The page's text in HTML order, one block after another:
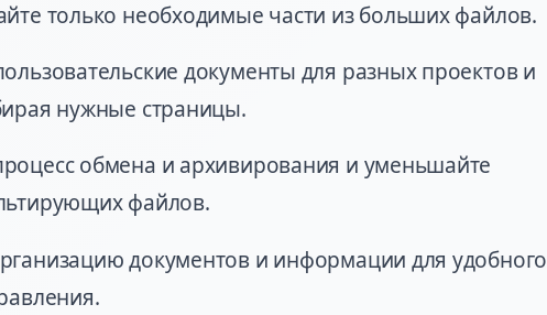
только необходимые части из больших файлов.
документы для разных проектов и
нужные страницы.
обмена и архивирования и уменьшайте
файлов.
документов и информации для удобного